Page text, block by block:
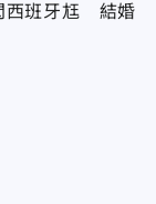
西班牙尪 結婚